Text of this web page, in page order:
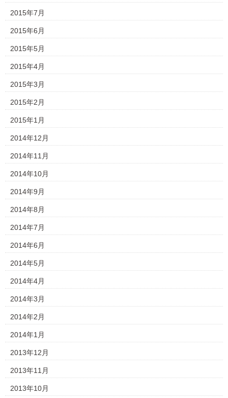
2015年7月
2015年6月
2015年5月
2015年4月
2015年3月
2015年2月
2015年1月
2014年12月
2014年11月
2014年10月
2014年9月
2014年8月
2014年7月
2014年6月
2014年5月
2014年4月
2014年3月
2014年2月
2014年1月
2013年12月
2013年11月
2013年10月